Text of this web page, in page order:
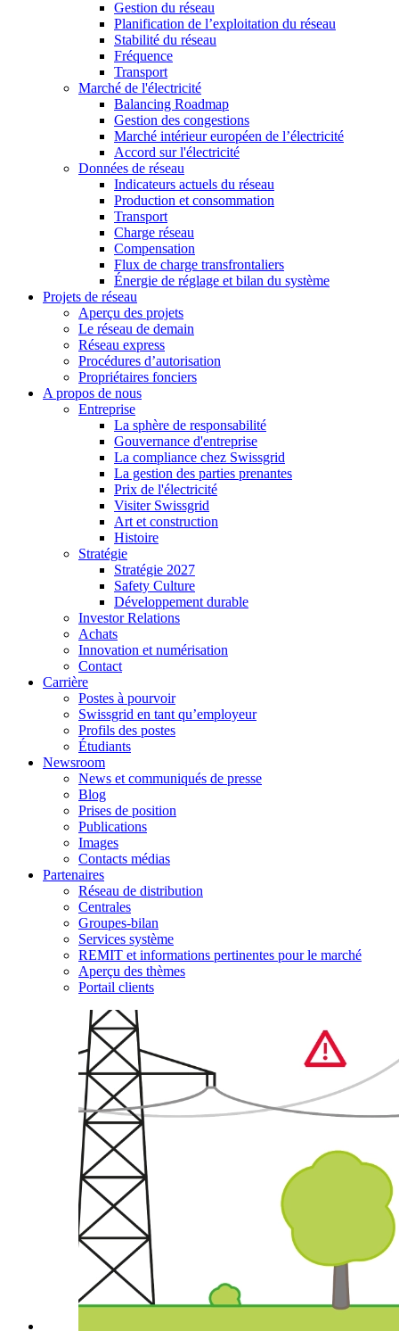
Gestion du réseau
Planification de l’exploitation du réseau
Stabilité du réseau
Fréquence
Transport
Marché de l'électricité
Balancing Roadmap
Gestion des congestions
Marché intérieur européen de l’électricité
Accord sur l'électricité
Données de réseau
Indicateurs actuels du réseau
Production et consommation
Transport
Charge réseau
Compensation
Flux de charge transfrontaliers
Énergie de réglage et bilan du système
Projets de réseau
Aperçu des projets
Le réseau de demain
Réseau express
Procédures d’autorisation
Propriétaires fonciers
A propos de nous
Entreprise
La sphère de responsabilité
Gouvernance d'entreprise
La compliance chez Swissgrid
La gestion des parties prenantes
Prix de l'électricité
Visiter Swissgrid
Art et construction
Histoire
Stratégie
Stratégie 2027
Safety Culture
Développement durable
Investor Relations
Achats
Innovation et numérisation
Contact
Carrière
Postes à pourvoir
Swissgrid en tant qu’employeur
Profils des postes
Étudiants
Newsroom
News et communiqués de presse
Blog
Prises de position
Publications
Images
Contacts médias
Partenaires
Réseau de distribution
Centrales
Groupes-bilan
Services système
REMIT et informations pertinentes pour le marché
Aperçu des thèmes
Portail clients